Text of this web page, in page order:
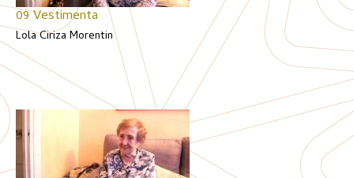
09 Vestimenta
Lola Ciriza Morentin